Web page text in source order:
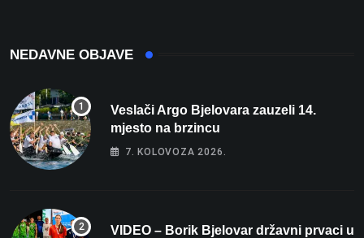
NEDAVNE OBJAVE
Veslači Argo Bjelovara zauzeli 14.
mjesto na brzincu
7. KOLOVOZA 2026.
VIDEO – Borik Bjelovar državni prvaci u